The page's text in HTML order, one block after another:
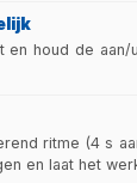
houd de
ritme (4 s
en laat het